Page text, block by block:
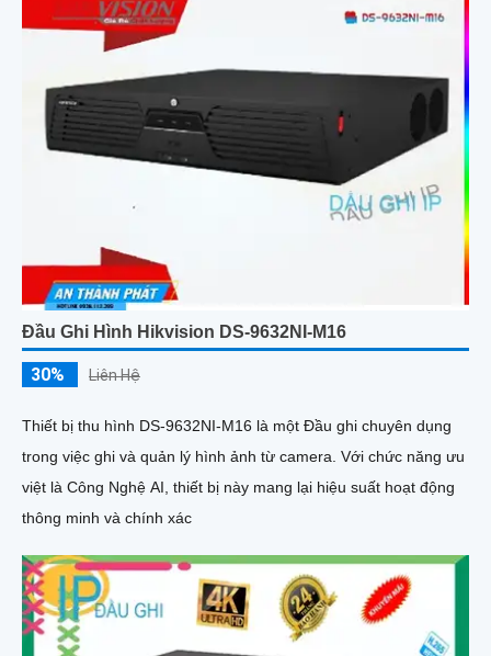
Đầu Ghi Hình Hikvision DS-9632NI-M16
30% Liên Hệ
Thiết bị thu hình DS-9632NI-M16 là một Đầu ghi chuyên dụng
trong việc ghi và quản lý hình ảnh từ camera. Với chức năng ưu
việt là Công Nghệ AI, thiết bị này mang lại hiệu suất hoạt động
thông minh và chính xác